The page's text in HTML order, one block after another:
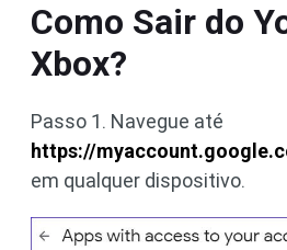
Como Sair do
Xbox?
Passo 1. Navegue até
https://
em qualquer dispositivo.